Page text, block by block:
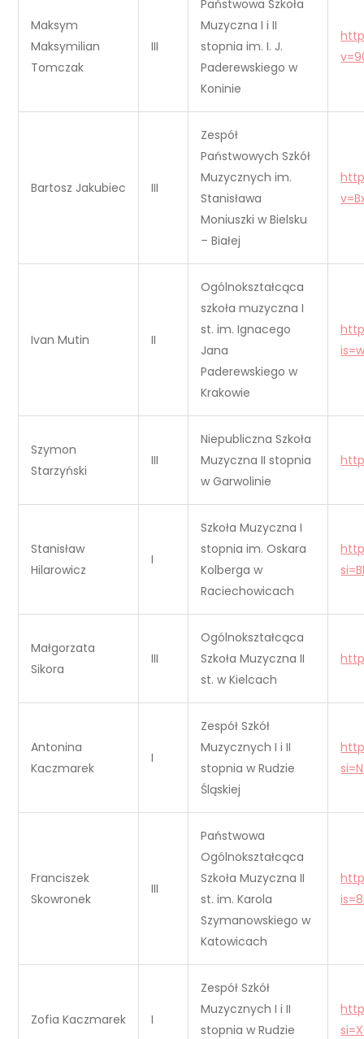
Maksym
Maksymilian
Tomczak
III
Państwowa Szkoła
Muzyczna I i II
stopnia im. I. J.
Paderewskiego w
Koninie
Bartosz Jakubiec III
Zespół
Państwowych Szkół
Muzycznych im.
Stanisława
Moniuszki w Bielsku
– Białej
Ivan Mutin II
Ogólnokształcąca
szkoła muzyczna I
st. im. Ignacego
Jana
Paderewskiego w
Krakowie
Szymon
Starzyński
III
Niepubliczna Szkoła
Muzyczna II stopnia
w Garwolinie
Stanisław
Hilarowicz
I
Szkoła Muzyczna I
stopnia im. Oskara
Kolberga w
Raciechowicach
Małgorzata
Sikora
III
Ogólnokształcąca
Szkoła Muzyczna II
st. w Kielcach
Antonina
Kaczmarek
I
Zespół Szkół
Muzycznych I i II
stopnia w Rudzie
Śląskiej
Franciszek
Skowronek
III
Państwowa
Ogólnokształcąca
Szkoła Muzyczna II
st. im. Karola
Szymanowskiego w
Katowicach
Zofia Kaczmarek I
Zespół Szkół
Muzycznych I i II
stopnia w Rudzie